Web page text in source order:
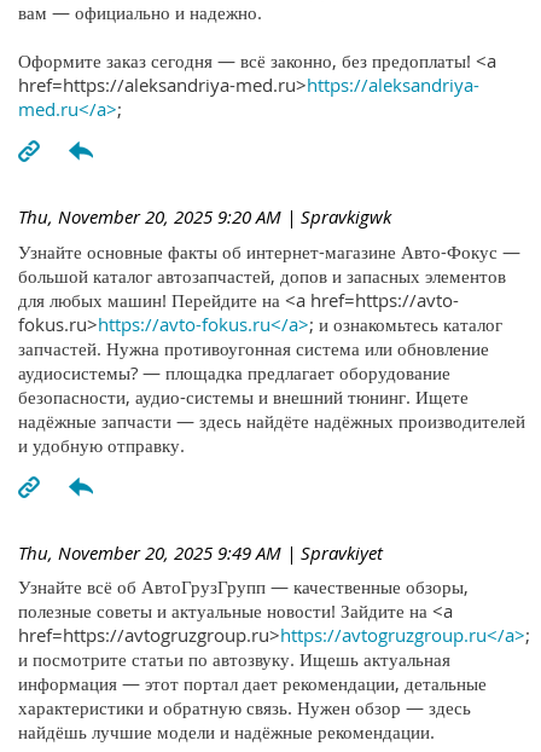
вам — официально и надежно.
Оформите заказ сегодня — всё законно, без предоплаты! <a
href=https://aleksandriya-med.ru>https://aleksandriya-
med.ru</a>;
Thu, November 20, 2025 9:20 AM | Spravkigwk
Узнайте основные факты об интернет-магазине Авто-Фокус —
большой каталог автозапчастей, допов и запасных элементов
для любых машин! Перейдите на <a href=https://avto-
fokus.ru>https://avto-fokus.ru</a>; и ознакомьтесь каталог
запчастей. Нужна противоугонная система или обновление
аудиосистемы? — площадка предлагает оборудование
безопасности, аудио-системы и внешний тюнинг. Ищете
надёжные запчасти — здесь найдёте надёжных производителей
и удобную отправку.
Thu, November 20, 2025 9:49 AM | Spravkiyet
Узнайте всё об АвтоГрузГрупп — качественные обзоры,
полезные советы и актуальные новости! Зайдите на <a
href=https://avtogruzgroup.ru>https://avtogruzgroup.ru</a>;
и посмотрите статьи по автозвуку. Ищешь актуальная
информация — этот портал дает рекомендации, детальные
характеристики и обратную связь. Нужен обзор — здесь
найдёшь лучшие модели и надёжные рекомендации.